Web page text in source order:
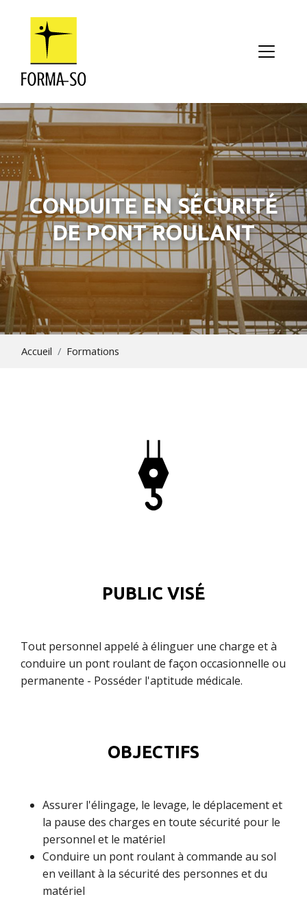
CONDUITE EN SÉCURITÉ
DE PONT ROULANT
Accueil Formations
PUBLIC VISÉ
Tout personnel appelé à élinguer une charge et à
conduire un pont roulant de façon occasionnelle ou
permanente - Posséder l'aptitude médicale.
OBJECTIFS
Assurer l'élingage, le levage, le déplacement et
la pause des charges en toute sécurité pour le
personnel et le matériel
Conduire un pont roulant à commande au sol
en veillant à la sécurité des personnes et du
matériel